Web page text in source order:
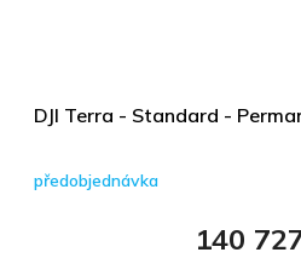
DJI Terra - Standard -
předobjednávka
140